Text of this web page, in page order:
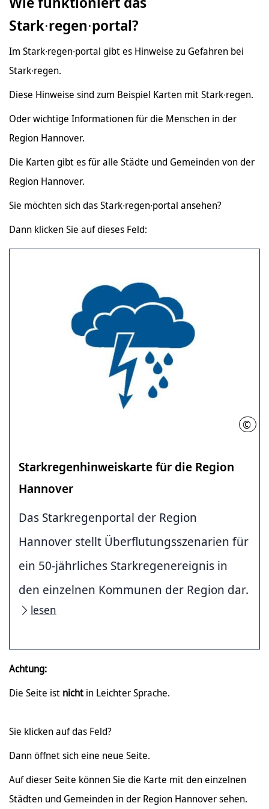
Stark∙regen∙portal?
Im Stark∙regen∙portal gibt es Hinweise zu Gefahren bei
Stark∙regen.
Diese Hinweise sind zum Beispiel Karten mit Stark∙regen.
Oder wichtige Informationen für die Menschen in der
Region Hannover.
Die Karten gibt es für alle Städte und Gemeinden von der
Region Hannover.
Sie möchten sich das Stark∙regen∙portal ansehen?
Dann klicken Sie auf dieses Feld:
© RH
Starkregenhinweiskarte für die Region
Hannover
Das Starkregenportal der Region
Hannover stellt Überflutungsszenarien für
ein 50-jährliches Starkregenereignis in
den einzelnen Kommunen der Region dar.
lesen
Achtung:
Die Seite ist nicht in Leichter Sprache.
Sie klicken auf das Feld?
Dann öffnet sich eine neue Seite.
Auf dieser Seite können Sie die Karte mit den einzelnen
Städten und Gemeinden in der Region Hannover sehen.